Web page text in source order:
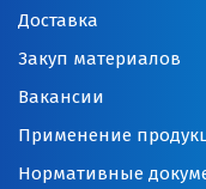
О
Одинцово
Орел
Доставка
Закуп материалов
Вакансии
Применение
Нормативные